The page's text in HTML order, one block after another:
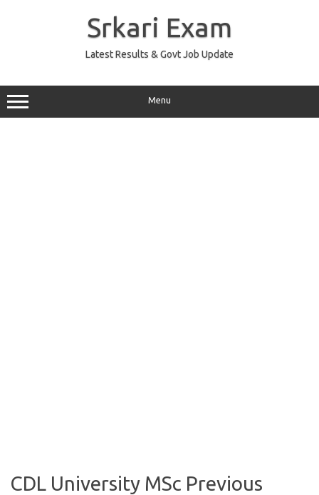
Srkari Exam
Latest Results & Govt Job Update
Menu
CDL University MSc Previous